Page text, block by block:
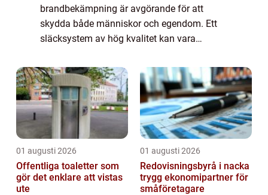
brandbekämpning är avgörande för att
skydda både människor och egendom. Ett
släcksystem av hög kvalitet kan vara
ka...
01 augusti 2026
Offentliga toaletter som
gör det enklare att vistas
ute
01 augusti 2026
Redovisningsbyrå i nacka
trygg ekonomipartner för
småföretagare